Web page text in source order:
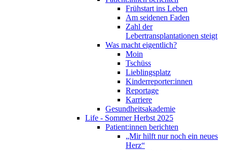
Frühstart ins Leben
Am seidenen Faden
Zahl der
Lebertransplantationen steigt
Was macht eigentlich?
Moin
Tschüss
Lieblingsplatz
Kinderreporter:innen
Reportage
Karriere
Gesundheitsakademie
Life - Sommer Herbst 2025
Patient:innen berichten
„Mir hilft nur noch ein neues
Herz“